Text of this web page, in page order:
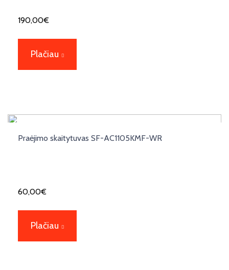
190,00€
Plačiau
Praėjimo skaitytuvas SF-AC1105KMF-WR
60,00€
Plačiau